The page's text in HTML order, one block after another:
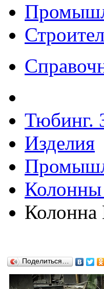
Тюбинг.
Изделия
Колонны
Поделиться…